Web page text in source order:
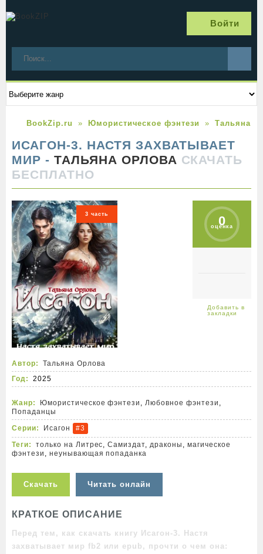
Войти
BookZip.ru Юмористическое фэнтези Тальяна
ИСАГОН-3. НАСТЯ ЗАХВАТЫВАЕТ
МИР - ТАЛЬЯНА ОРЛОВА СКАЧАТЬ
БЕСПЛАТНО
3 часть 0
оценка
Автор:
Тальяна Орлова
Год:
2025
Жанр: Юмористическое фэнтези ,Любовное фэнтези ,
Попаданцы
Серии:
Исагон
#3
Теги:
только на Литрес,Самиздат,драконы , магическое
фэнтези , неунывающая попаданка
Скачать Читать онлайн
КРАТКОЕ ОПИСАНИЕ
Перед тем, как скачать книгу Исагон-3. Настя
захватывает мир fb2 или epub, прочти о чем она: